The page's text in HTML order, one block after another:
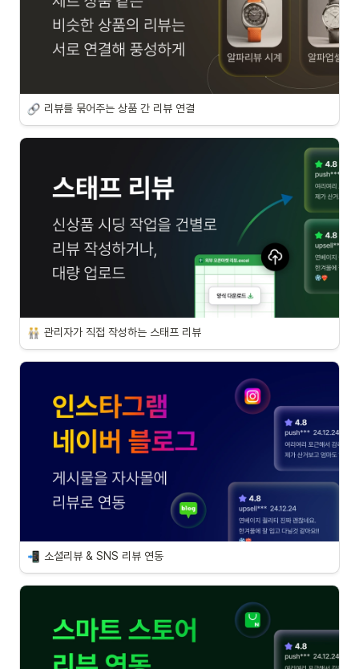
리뷰를 묶어주는 상품 간 리뷰 연결
관리자가 직접 작성하는 스태프 리뷰
소셜리뷰 & SNS 리뷰 연동